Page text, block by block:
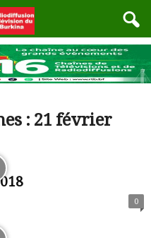
: 21 février
0